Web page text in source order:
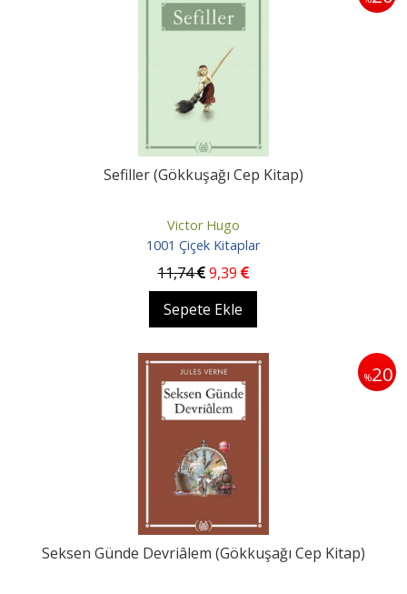
Sefiller (Gökkuşağı Cep Kitap)
Victor Hugo
1001 Çiçek Kitaplar
11,74 9,39
Sepete Ekle
%20
Seksen Günde Devriâlem (Gökkuşağı Cep Kitap)